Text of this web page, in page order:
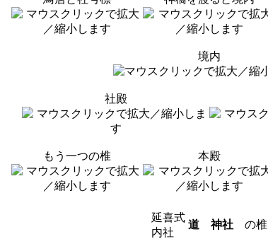
境内
社殿
もう一つの椎 本殿
延喜式
内社
道 神社 の椎